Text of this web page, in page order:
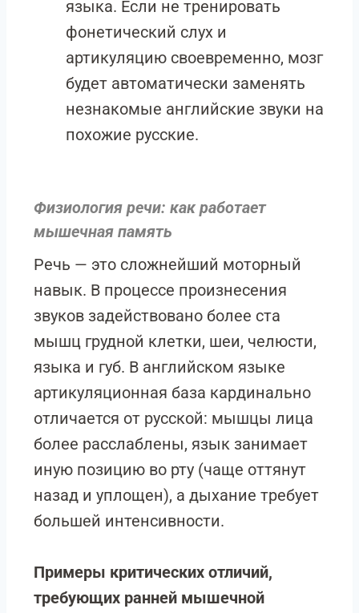
языка. Если не тренировать
фонетический слух и
артикуляцию своевременно, мозг
будет автоматически заменять
незнакомые английские звуки на
похожие русские.
Физиология речи: как работает
мышечная память
Речь — это сложнейший моторный
навык. В процессе произнесения
звуков задействовано более ста
мышц грудной клетки, шеи, челюсти,
языка и губ. В английском языке
артикуляционная база кардинально
отличается от русской: мышцы лица
более расслаблены, язык занимает
иную позицию во рту (чаще оттянут
назад и уплощен), а дыхание требует
большей интенсивности.
Примеры критических отличий,
требующих ранней мышечной